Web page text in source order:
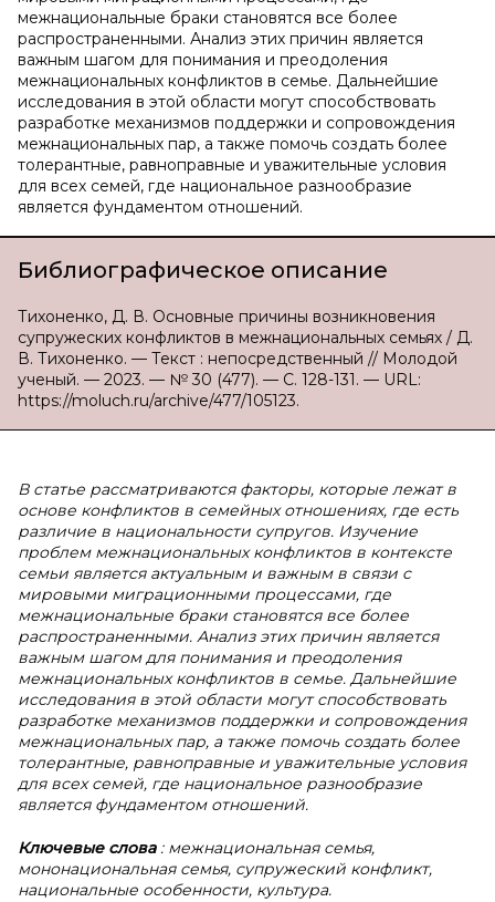
межнациональные браки становятся все более
распространенными. Анализ этих причин является
важным шагом для понимания и преодоления
межнациональных конфликтов в семье. Дальнейшие
исследования в этой области могут способствовать
разработке механизмов поддержки и сопровождения
межнациональных пар, а также помочь создать более
толерантные, равноправные и уважительные условия
для всех семей, где национальное разнообразие
является фундаментом отношений.
Библиографическое описание
Тихоненко, Д. В. Основные причины возникновения
супружеских конфликтов в межнациональных семьях / Д.
В. Тихоненко. — Текст : непосредственный // Молодой
ученый. — 2023. — № 30 (477). — С. 128-131. — URL:
https://moluch.ru/archive/477/105123.
В статье рассматриваются факторы, которые лежат в
основе конфликтов в семейных отношениях, где есть
различие в национальности супругов. Изучение
проблем межнациональных конфликтов в контексте
семьи является актуальным и важным в связи с
мировыми миграционными процессами, где
межнациональные браки становятся все более
распространенными. Анализ этих причин является
важным шагом для понимания и преодоления
межнациональных конфликтов в семье. Дальнейшие
исследования в этой области могут способствовать
разработке механизмов поддержки и сопровождения
межнациональных пар, а также помочь создать более
толерантные, равноправные и уважительные условия
для всех семей, где национальное разнообразие
является фундаментом отношений.
Ключевые слова : межнациональная семья,
мононациональная семья, супружеский конфликт,
национальные особенности, культура.